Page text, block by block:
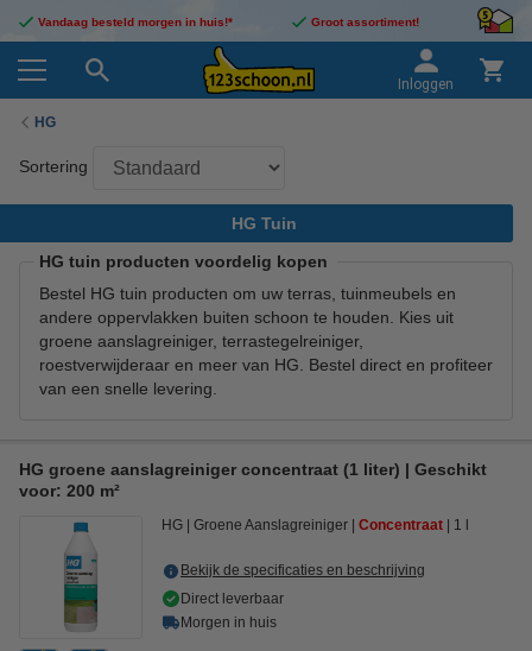
Vandaag besteld morgen in huis!* Groot assortiment!
Inloggen
HG
Sortering
HG Tuin
HG tuin producten voordelig kopen
Bestel HG tuin producten om uw terras, tuinmeubels en
andere oppervlakken buiten schoon te houden. Kies uit
groene aanslagreiniger, terrastegelreiniger,
roestverwijderaar en meer van HG. Bestel direct en profiteer
van een snelle levering.
HG groene aanslagreiniger concentraat (1 liter) | Geschikt
voor: 200 m²
HG Groene Aanslagreiniger Concentraat 1 l
Bekijk de specificaties en beschrijving
Direct leverbaar
Morgen in huis